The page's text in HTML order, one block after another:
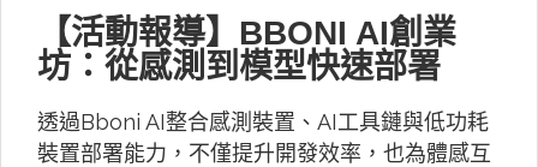
【活動報導】BBONI AI創業
坊：從感測到模型快速部署
透過Bboni AI整合感測裝置、AI工具鏈與低功耗
裝置部署能力，不僅提升開發效率，也為體感互